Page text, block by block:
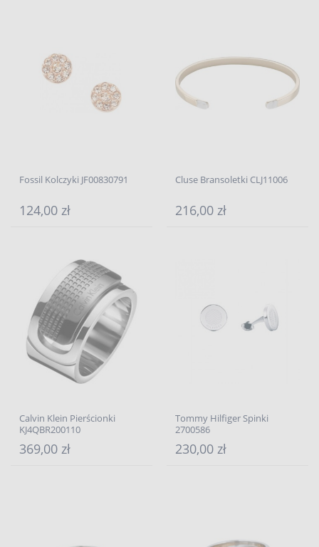
Fossil Kolczyki JF00830791
124,00 zł
Cluse Bransoletki CLJ11006
216,00 zł
Calvin Klein Pierścionki
KJ4QBR200110
369,00 zł
Tommy Hilfiger Spinki
2700586
230,00 zł